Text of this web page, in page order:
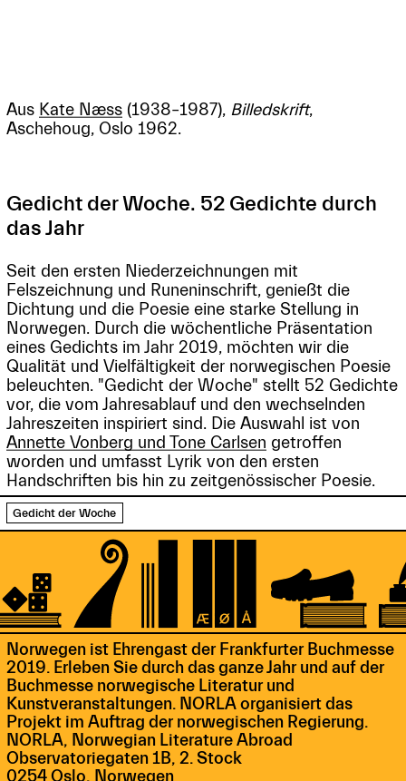
Aus Kate Næss(1938–1987), Billedskrift,
Aschehoug, Oslo 1962.
Gedicht der Woche. 52 Gedichte durch
das Jahr
Seit den ersten Niederzeichnungen mit
Felszeichnung und Runeninschrift, genießt die
Dichtung und die Poesie eine starke Stellung in
Norwegen. Durch die wöchentliche Präsentation
eines Gedichts im Jahr 2019, möchten wir die
Qualität und Vielfältigkeit der norwegischen Poesie
beleuchten. "Gedicht der Woche" stellt 52 Gedichte
vor, die vom Jahresablauf und den wechselnden
Jahreszeiten inspiriert sind. Die Auswahl ist von
Annette Vonberg und Tone Carlsen getroffen
worden und umfasst Lyrik von den ersten
Handschriften bis hin zu zeitgenössischer Poesie.
Gedicht der Woche
Norwegen ist Ehrengast der Frankfurter Buchmesse
2019. Erleben Sie durch das ganze Jahr und auf der
Buchmesse norwegische Literatur und
Kunstveranstaltungen. NORLA organisiert das
Projekt im Auftrag der norwegischen Regierung.
NORLA, Norwegian Literature Abroad
Observatoriegaten 1B, 2. Stock
0254 Oslo, Norwegen